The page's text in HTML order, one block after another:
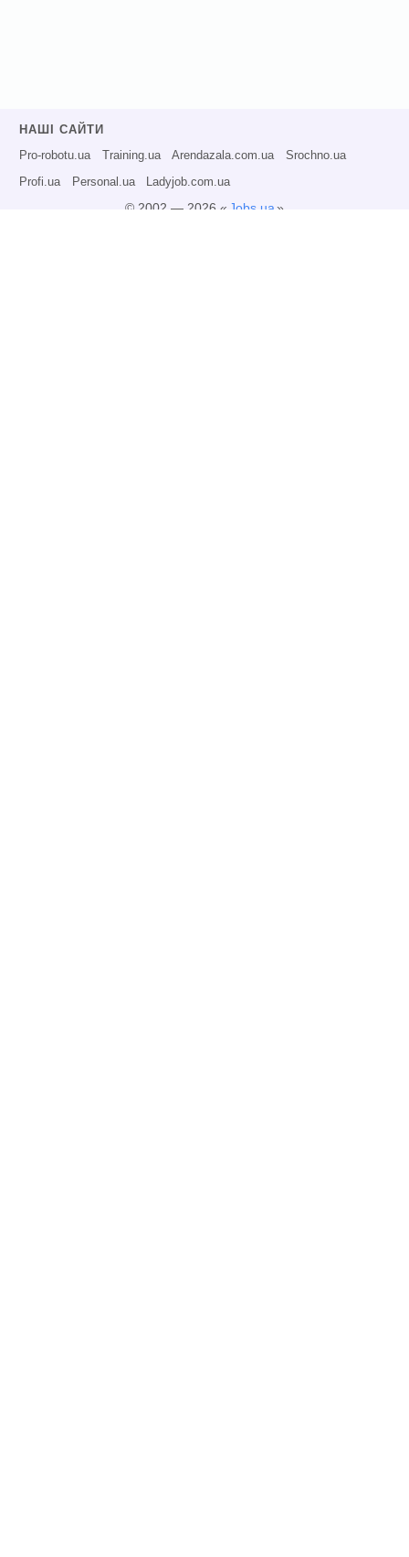
НАШІ САЙТИ
Pro-robotu.ua Training.ua Arendazala.com.ua Srochno.ua
Profi.ua Personal.ua Ladyjob.com.ua
© 2002 — 2026 « Jobs.ua»